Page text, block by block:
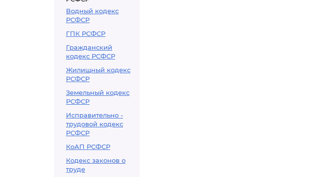
Водный кодекс
РСФСР
ГПК РСФСР
Гражданский
кодекс РСФСР
Жилищный кодекс
РСФСР
Земельный кодекс
РСФСР
Исправительно -
трудовой кодекс
РСФСР
КоАП РСФСР
Кодекс законов о
труде